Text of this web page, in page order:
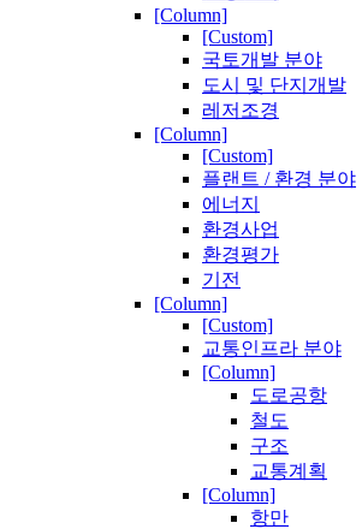
[Column]
[Custom]
국토개발 분야
도시 및 단지개발
레저조경
[Column]
[Custom]
플랜트 / 환경 분야
에너지
환경사업
환경평가
기전
[Column]
[Custom]
교통인프라 분야
[Column]
도로공항
철도
구조
교통계획
[Column]
항만